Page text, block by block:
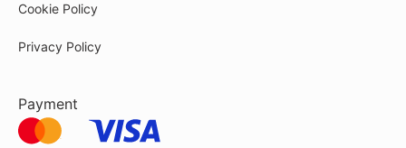
Cookie Policy
Privacy Policy
Payment